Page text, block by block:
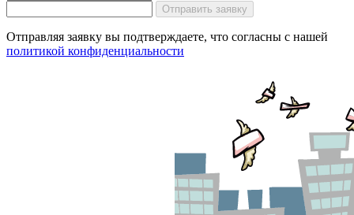
Отправить заявку
Отправляя заявку вы подтверждаете, что согласны с нашей
политикой конфиденциальности